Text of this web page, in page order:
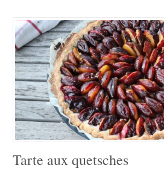
Tarte aux quetsches